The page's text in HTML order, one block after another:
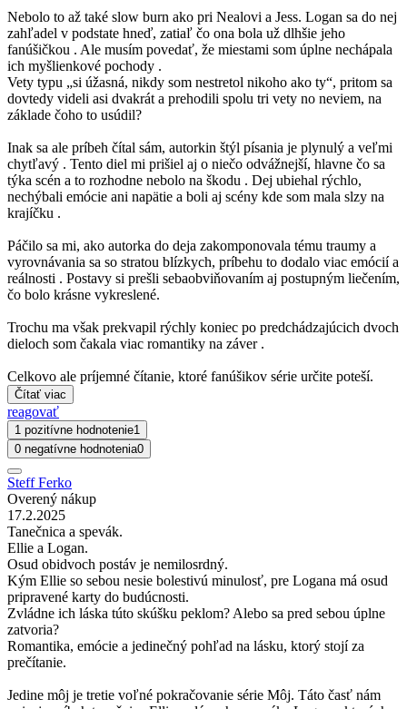
Nebolo to až také slow burn ako pri Nealovi a Jess. Logan sa do nej
zahľadel v podstate hneď, zatiaľ čo ona bola už dlhšie jeho
fanúšičkou . Ale musím povedať, že miestami som úplne nechápala
ich myšlienkové pochody .
Vety typu „si úžasná, nikdy som nestretol nikoho ako ty“, pritom sa
dovtedy videli asi dvakrát a prehodili spolu tri vety no neviem, na
základe čoho to usúdil?
Inak sa ale príbeh čítal sám, autorkin štýl písania je plynulý a veľmi
chytľavý . Tento diel mi prišiel aj o niečo odvážnejší, hlavne čo sa
týka scén a to rozhodne nebolo na škodu . Dej ubiehal rýchlo,
nechýbali emócie ani napätie a boli aj scény kde som mala slzy na
krajíčku .
Páčilo sa mi, ako autorka do deja zakomponovala tému traumy a
vyrovnávania sa so stratou blízkych, príbehu to dodalo viac emócií a
reálnosti . Postavy si prešli sebaobviňovaním aj postupným liečením,
čo bolo krásne vykreslené.
Trochu ma však prekvapil rýchly koniec po predchádzajúcich dvoch
dieloch som čakala viac romantiky na záver .
Celkovo ale príjemné čítanie, ktoré fanúšikov série určite poteší.
Čítať viac
reagovať
1 pozitívne hodnotenie1
0 negatívne hodnotenia0
Steff Ferko
Overený nákup
17.2.2025
Tanečnica a spevák.
Ellie a Logan.
Osud obidvoch postáv je nemilosrdný.
Kým Ellie so sebou nesie bolestivú minulosť, pre Logana má osud
pripravené karty do budúcnosti.
Zvládne ich láska túto skúšku peklom? Alebo sa pred sebou úplne
zatvoria?
Romantika, emócie a jedinečný pohľad na lásku, ktorý stojí za
prečítanie.
Jedine môj je tretie voľné pokračovanie série Môj. Táto časť nám